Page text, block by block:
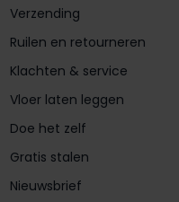
Verzending
Ruilen en retourneren
Klachten & service
Vloer laten leggen
Doe het zelf
Gratis stalen
Nieuwsbrief